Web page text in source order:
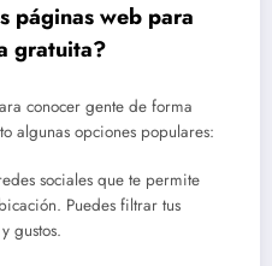
páginas web para
gratuita?
conocer gente de forma
algunas opciones populares:
sociales que te permite
Puedes filtrar tus
gustos.